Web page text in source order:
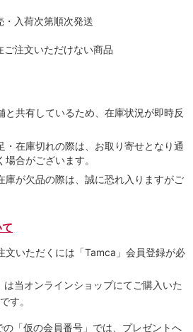
入荷次第順次発送
注文いただけない商品
と共有しているため、在庫状況が即時反
・在庫切れの際は、お取り寄せとなり通
合がございます。
庫が欠品の際は、誠に恐れ入りますがご
⽂いただくには「Tamca」会員登録が必
は当オンラインショップにてご購⼊いた
です。
「仮の会員番号」では、プレゼントへ